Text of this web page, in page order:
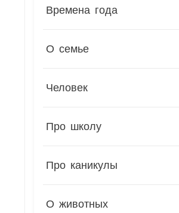
Времена года
О семье
Человек
Про школу
Про каникулы
О животных